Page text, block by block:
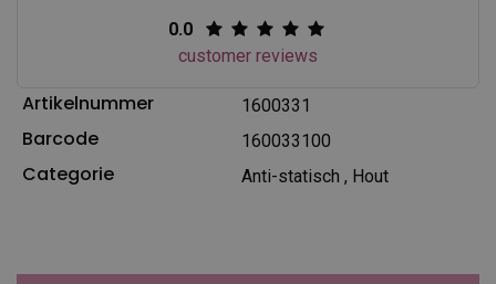
0.0
customer reviews
Artikelnummer 1600331
Barcode 160033100
Categorie Anti-statisch , Hout